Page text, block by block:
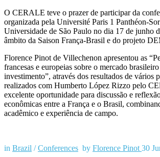
O CERALE teve o prazer de participar da
organizada pela Université Paris 1 Panthéon-
Universidade de São Paulo no dia 17 de junho
âmbito da Saison França-Brasil e do projeto
Florence Pinot de Villechenon apresentou as
francesas e europeias sobre o mercado
investimento”, através dos resultados de vários
realizados com Humberto López Rizzo pelo
excelente oportunidade para discussão e
econômicas entre a França e o Brasil,
acadêmico e experiência de campo.
in Brazil /Conferences by Florence Pinot 30